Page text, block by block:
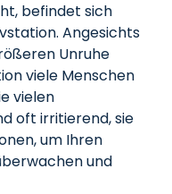
befindet sich
Angesichts
Unruhe
viele Menschen
vielen
oft irritierend, sie
um Ihren
und